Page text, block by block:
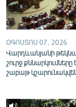
ՕԳՈՍՏՈՍ 07, 2026
Վարդևանյանի
շուրջ քննարկումները
շաբաթ